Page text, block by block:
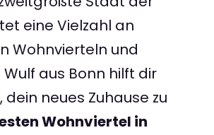
eine Vielzahl an
Wohnvierteln und
aus Bonn hilft dir
neues Zuhause zu
Wohnviertel in